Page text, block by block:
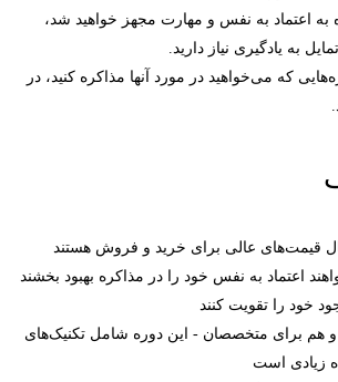
به اعتماد به نفس و مهارت مجهز خواهید شد،
به یادگیری نیاز دارید.
که می‌خواهید در مورد آنها مذاکره کنید، در
قیمت‌های عالی برای خرید و فروش هستند
اعتماد به نفس خود را در مذاکره بهبود بخشند
خود را تقویت کنند
و هم برای متخصصان - این دوره شامل تکنیک‌های
زیادی است